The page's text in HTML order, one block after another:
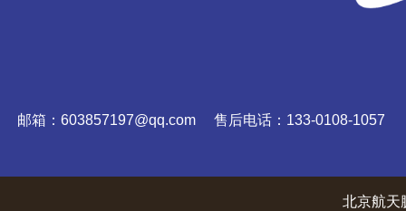
邮箱：603857197@qq.com 售后电话：133-0108-1057
北京航天